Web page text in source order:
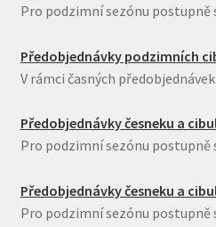
Pro podzimní sezónu postupně
Předobjednávky podzimních
V rámci časných
Předobjednávky česneku a
Pro podzimní sezónu postupně
Předobjednávky česneku a
Pro podzimní sezónu postupně